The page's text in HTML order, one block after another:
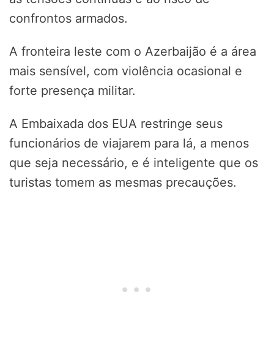
confrontos armados.
A fronteira leste com o Azerbaijão é a área
mais sensível, com violência ocasional e
forte presença militar.
A Embaixada dos EUA restringe seus
funcionários de viajarem para lá, a menos
que seja necessário, e é inteligente que os
turistas tomem as mesmas precauções.